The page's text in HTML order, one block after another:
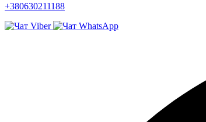
+380630211188